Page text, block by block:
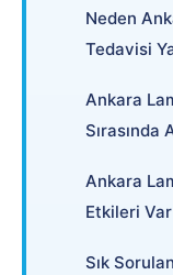
Neden
Tedavisi
Ankara
Sırasında
Ankara
Etkileri Var
Sık